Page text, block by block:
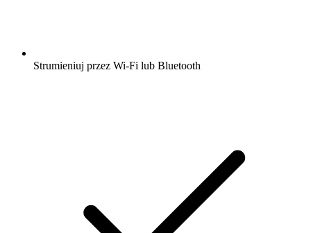
Strumieniuj przez Wi-Fi lub Bluetooth